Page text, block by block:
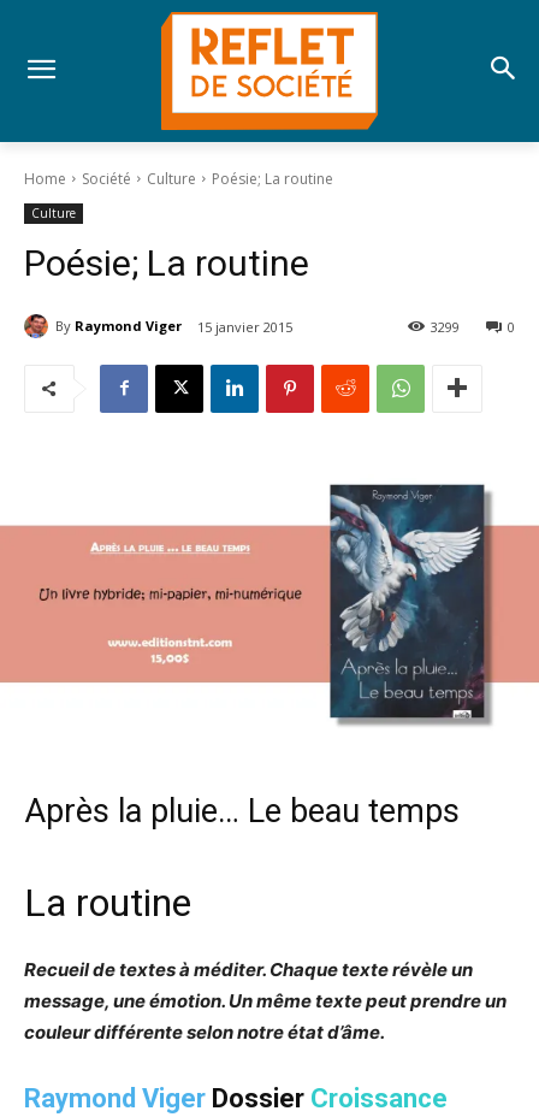
Home Société Culture Poésie; La routine
Culture
Poésie; La routine
By Raymond Viger 15 janvier 2015 0
3299
Après la pluie… Le beau temps
La routine
Recueil de textes à méditer. Chaque texte révèle un
message, une émotion. Un même texte peut prendre un
couleur différente selon notre état d’âme.
Raymond Viger Dossier Croissance